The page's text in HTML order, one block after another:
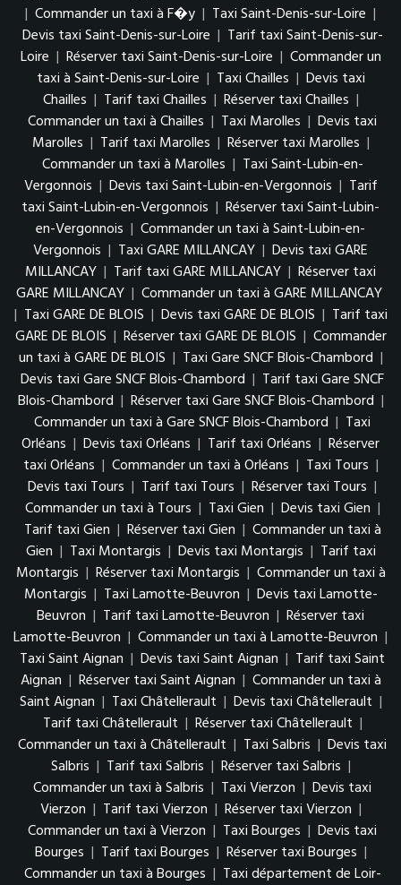
| Commander un taxi à F�y | Taxi Saint-Denis-sur-Loire |
Devis taxi Saint-Denis-sur-Loire | Tarif taxi Saint-Denis-sur-
Loire | Réserver taxi Saint-Denis-sur-Loire | Commander un
taxi à Saint-Denis-sur-Loire | Taxi Chailles | Devis taxi
Chailles | Tarif taxi Chailles | Réserver taxi Chailles |
Commander un taxi à Chailles | Taxi Marolles | Devis taxi
Marolles | Tarif taxi Marolles | Réserver taxi Marolles |
Commander un taxi à Marolles | Taxi Saint-Lubin-en-
Vergonnois | Devis taxi Saint-Lubin-en-Vergonnois | Tarif
taxi Saint-Lubin-en-Vergonnois | Réserver taxi Saint-Lubin-
en-Vergonnois | Commander un taxi à Saint-Lubin-en-
Vergonnois | Taxi GARE MILLANCAY | Devis taxi GARE
MILLANCAY | Tarif taxi GARE MILLANCAY | Réserver taxi
GARE MILLANCAY | Commander un taxi à GARE MILLANCAY
| Taxi GARE DE BLOIS | Devis taxi GARE DE BLOIS | Tarif taxi
GARE DE BLOIS | Réserver taxi GARE DE BLOIS | Commander
un taxi à GARE DE BLOIS | Taxi Gare SNCF Blois-Chambord |
Devis taxi Gare SNCF Blois-Chambord | Tarif taxi Gare SNCF
Blois-Chambord | Réserver taxi Gare SNCF Blois-Chambord |
Commander un taxi à Gare SNCF Blois-Chambord | Taxi
Orléans | Devis taxi Orléans | Tarif taxi Orléans | Réserver
taxi Orléans | Commander un taxi à Orléans | Taxi Tours |
Devis taxi Tours | Tarif taxi Tours | Réserver taxi Tours |
Commander un taxi à Tours | Taxi Gien | Devis taxi Gien |
Tarif taxi Gien | Réserver taxi Gien | Commander un taxi à
Gien | Taxi Montargis | Devis taxi Montargis | Tarif taxi
Montargis | Réserver taxi Montargis | Commander un taxi à
Montargis | Taxi Lamotte-Beuvron | Devis taxi Lamotte-
Beuvron | Tarif taxi Lamotte-Beuvron | Réserver taxi
Lamotte-Beuvron | Commander un taxi à Lamotte-Beuvron |
Taxi Saint Aignan | Devis taxi Saint Aignan | Tarif taxi Saint
Aignan | Réserver taxi Saint Aignan | Commander un taxi à
Saint Aignan | Taxi Châtellerault | Devis taxi Châtellerault |
Tarif taxi Châtellerault | Réserver taxi Châtellerault |
Commander un taxi à Châtellerault | Taxi Salbris | Devis taxi
Salbris | Tarif taxi Salbris | Réserver taxi Salbris |
Commander un taxi à Salbris | Taxi Vierzon | Devis taxi
Vierzon | Tarif taxi Vierzon | Réserver taxi Vierzon |
Commander un taxi à Vierzon | Taxi Bourges | Devis taxi
Bourges | Tarif taxi Bourges | Réserver taxi Bourges |
Commander un taxi à Bourges | Taxi département de Loir-